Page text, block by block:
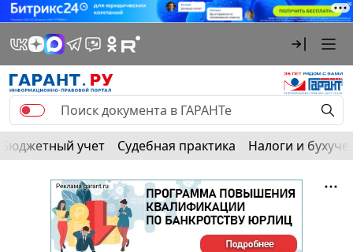
Бюджетный учет Судебная практика Налоги и